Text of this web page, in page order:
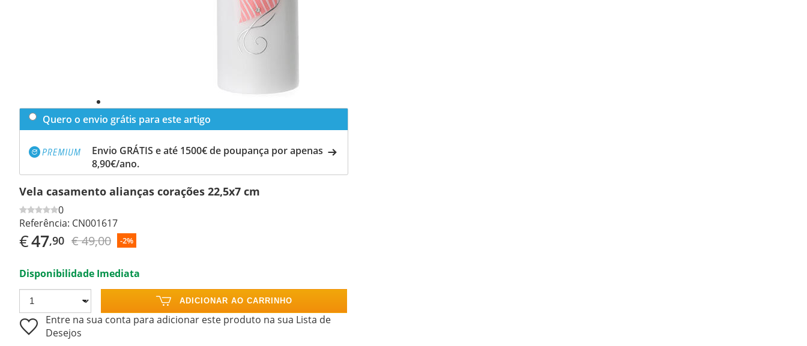
Quero o envio grátis para este artigo
Envio GRÁTIS e até 1500€ de poupança por apenas
8,90€/ano.
Vela casamento alianças corações 22,5x7 cm
0
Referência: CN001617
€47,90 € 49,00 -2%
Disponibilidade Imediata
ADICIONAR AO CARRINHO
Entre na sua conta para adicionar este produto na sua Lista de
Desejos